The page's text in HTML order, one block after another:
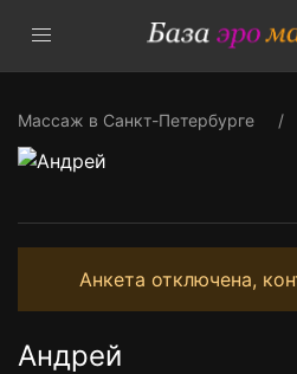
Массаж в Санкт-Петербурге
Анкета отключена,
Андрей